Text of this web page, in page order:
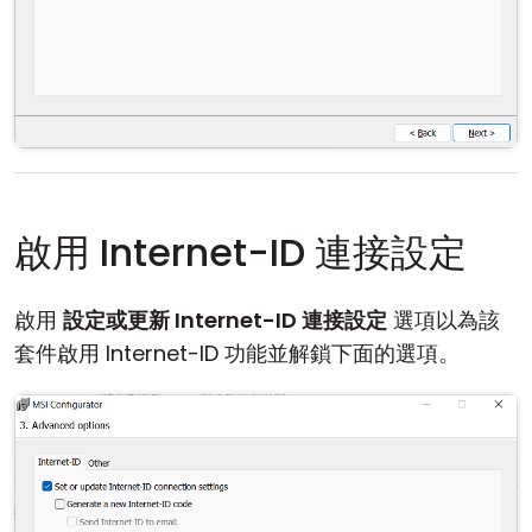
啟用 Internet-ID 連接設定
啟用 設定或更新 Internet-ID 連接設定 選項以為該
套件啟用 Internet-ID 功能並解鎖下面的選項。